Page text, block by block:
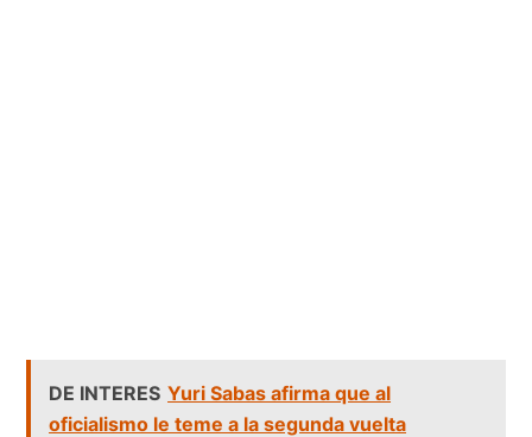
DE INTERES Yuri Sabas afirma que al
oficialismo le teme a la segunda vuelta